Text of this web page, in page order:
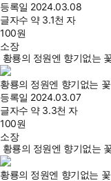
등록일 2024.03.08
글자수 약 3.1천 자
100원
소장
황룡의 정원엔 향기없는
황룡의 정원엔 향기없는
등록일 2024.03.07
글자수 약 3.3천 자
100원
소장
황룡의 정원엔 향기없는
황룡의 정원엔 향기없는